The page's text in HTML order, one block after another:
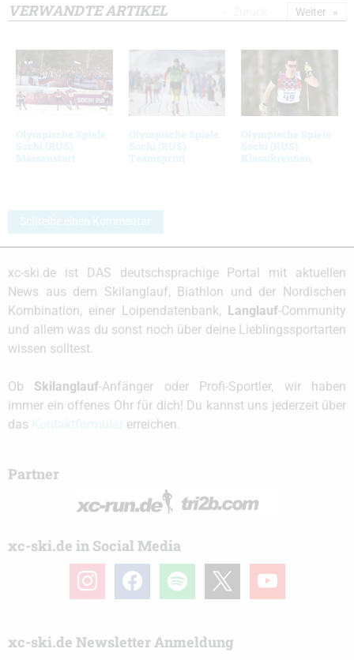
VERWANDTE ARTIKEL
Olympische Spiele
Sochi (RUS)
Massenstart
Olympische Spiele
Sochi (RUS)
Teamsprint
Olympische Spiele
Sochi (RUS)
Klassikrennen
Weiter
Schreibe einen Kommentar
xc-ski.de ist DAS deutschsprachige Portal mit aktuellen
News aus dem Skilanglauf, Biathlon und der Nordischen
Kombination, einer Loipendatenbank, Langlauf-Community
und allem was du sonst noch über deine Lieblingssportarten
wissen solltest.
Ob Skilanglauf-Anfänger oder Profi-Sportler, wir haben
immer ein offenes Ohr für dich! Du kannst uns jederzeit über
das
erreichen.
Partner
xc-ski.de in Social Media
instagramfacebook spotify youtube
xc-ski.de Newsletter Anmeldung